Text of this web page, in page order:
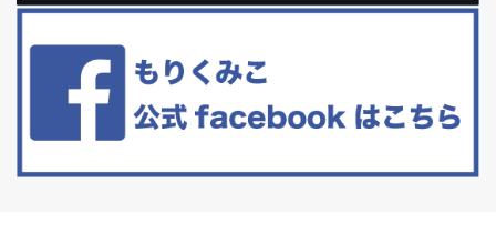
更年期を穏やかに乗りきるために今できる５つのこと。
といった更年期症状はまだ...